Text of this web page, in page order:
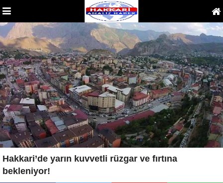
Hakkari’de yarın kuvvetli rüzgar ve fırtına
bekleniyor!